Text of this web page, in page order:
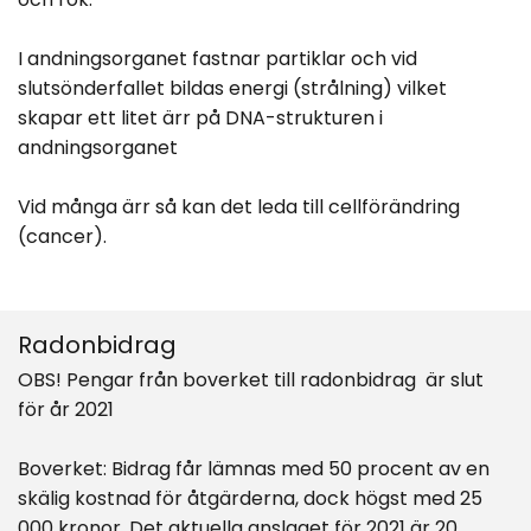
I andningsorganet fastnar partiklar och vid
slutsönderfallet bildas energi (strålning) vilket
skapar ett litet ärr på DNA-strukturen i
andningsorganet
Vid många ärr så kan det leda till cellförändring
(cancer).
Radonbidrag
OBS! Pengar från boverket till radonbidrag är slut
för år 2021
Boverket: Bidrag får lämnas med 50 procent av en
skälig kostnad för åtgärderna, dock högst med 25